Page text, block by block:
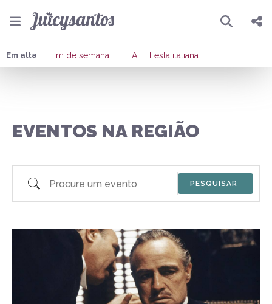
Pesquisar
Compartilhar
Publicar no Facebook
Em alta Fim de semana TEA Festa italiana
EVENTOS NA REGIÃO
Procure um evento